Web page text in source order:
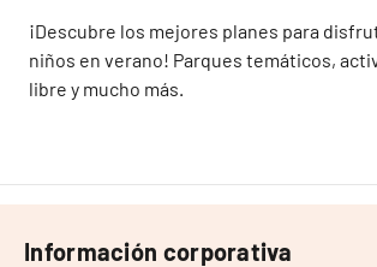
¡Descubre los mejores planes para
niños en verano! Parques temáticos,
libre y mucho más.
Información corporativa